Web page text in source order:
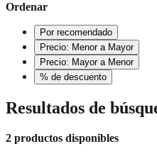
Ordenar
Por recomendado
Precio: Menor a Mayor
Precio: Mayor a Menor
% de descuento
Resultados de
2 productos disponibles